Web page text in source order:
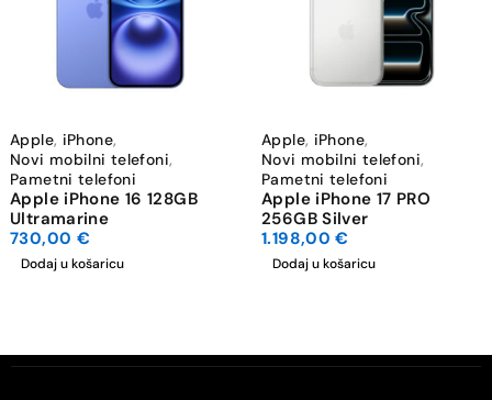
Apple, iPhone,
Novi mobilni telefoni,
Pametni telefoni
Apple iPhone 16 128GB
Ultramarine
730,00 €
Dodaj u košaricu
Apple, iPhone,
Novi mobilni telefoni,
Pametni telefoni
Apple iPhone 17 PRO
256GB Silver
1.198,00€
Dodaj u košaricu